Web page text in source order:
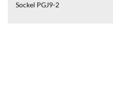
Sockel PGJ9-2